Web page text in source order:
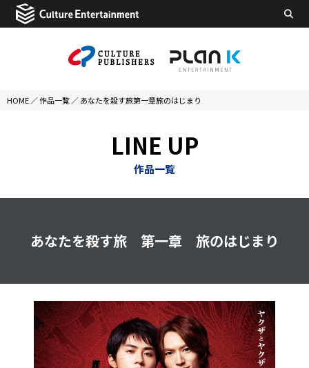
HOME ／作品一覧 ／あなたを殺す旅第一章旅のはじまり
LINE UP
作品一覧
あなたを殺す旅 第一章 旅のはじまり